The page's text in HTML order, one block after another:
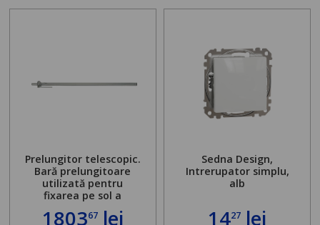
Prelungitor telescopic.
Bară prelungitoare
utilizată pentru
fixarea pe sol a
găurit în locul
180367lei
Sedna Design,
Intrerupator simplu,
alb
1427 lei